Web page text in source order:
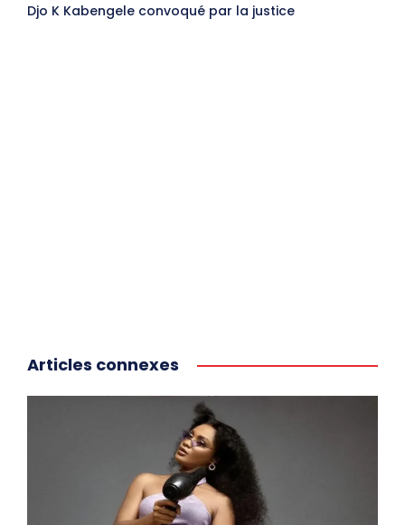
Djo K Kabengele convoqué par la justice
Articles connexes